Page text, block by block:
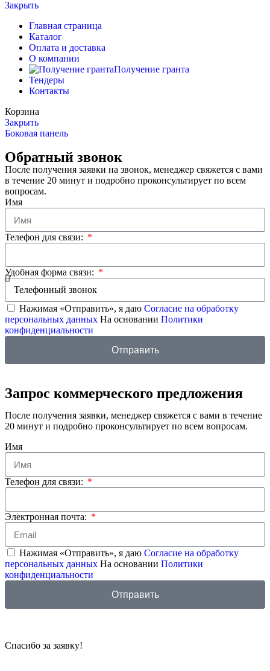
Закрыть
Главная страница
Каталог
Оплата и доставка
О компании
Получение гранта
Тендеры
Контакты
Корзина
Закрыть
Боковая панель
Обратный звонок
После получения заявки на звонок, менеджер свяжется с вами
в течение 20 минут и подробно проконсультирует по всем
вопросам.
Имя
Телефон для связи:
Удобная форма связи:
Нажимая «Отправить», я даю Согласие на обработку
персональных данных На основании Политики
конфиденциальности
Отправить
Запрос коммерческого предложения
После получения заявки, менеджер свяжется с вами в течение
20 минут и подробно проконсультирует по всем вопросам.
Имя
Телефон для связи:
Электронная почта:
Нажимая «Отправить», я даю Согласие на обработку
персональных данных На основании Политики
конфиденциальности
Отправить
Спасибо за заявку!